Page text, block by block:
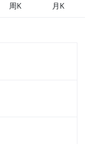
市盈率
-14.36
周K 月K